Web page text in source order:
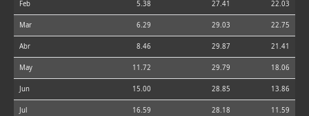
Feb 5.38 27.41 22.03
Mar 6.29 29.03 22.75
Abr 8.46 29.87 21.41
May 11.72 29.79 18.06
Jun 15.00 28.85 13.86
Jul 16.59 28.18 11.59